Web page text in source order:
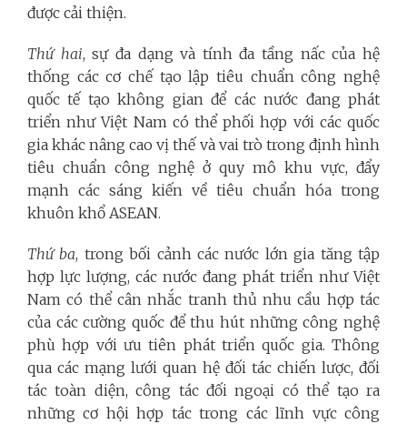
được cải thiện.
Thứ hai, sự đa dạng và tính đa tầng nấc của hệ
thống các cơ chế tạo lập tiêu chuẩn công nghệ
quốc tế tạo không gian để các nước đang phát
triển như Việt Nam có thể phối hợp với các quốc
gia khác nâng cao vị thế và vai trò trong định hình
tiêu chuẩn công nghệ ở quy mô khu vực, đẩy
mạnh các sáng kiến về tiêu chuẩn hóa trong
khuôn khổ ASEAN.
Thứ ba, trong bối cảnh các nước lớn gia tăng tập
hợp lực lượng, các nước đang phát triển như Việt
Nam có thể cân nhắc tranh thủ nhu cầu hợp tác
của các cường quốc để thu hút những công nghệ
phù hợp với ưu tiên phát triển quốc gia. Thông
qua các mạng lưới quan hệ đối tác chiến lược, đối
tác toàn diện, công tác đối ngoại có thể tạo ra
những cơ hội hợp tác trong các lĩnh vực công